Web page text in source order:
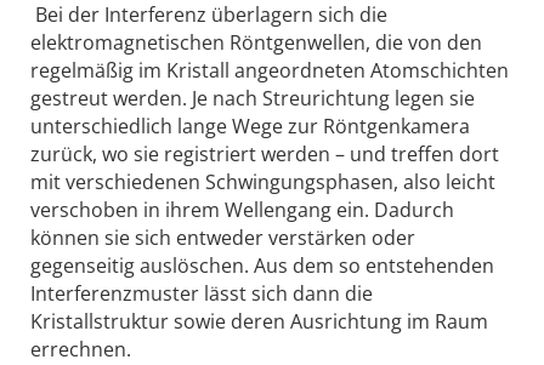
Bei der Interferenz überlagern sich die
elektromagnetischen Röntgenwellen, die von den
regelmäßig im Kristall angeordneten Atomschichten
gestreut werden. Je nach Streurichtung legen sie
unterschiedlich lange Wege zur Röntgenkamera
zurück, wo sie registriert werden – und treffen dort
mit verschiedenen Schwingungsphasen, also leicht
verschoben in ihrem Wellengang ein. Dadurch
können sie sich entweder verstärken oder
gegenseitig auslöschen. Aus dem so entstehenden
Interferenzmuster lässt sich dann die
Kristallstruktur sowie deren Ausrichtung im Raum
errechnen.